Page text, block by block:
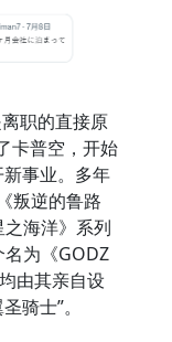
职的直接原
卡普空，开始
事业。多年
叛逆的鲁路
海洋》系列
为《GODZ
由其亲自设
骑士”。